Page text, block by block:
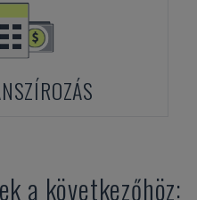
a következőhöz: